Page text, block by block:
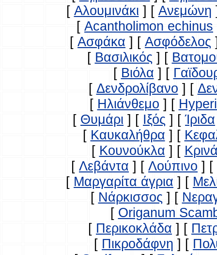
[ Αλουμινάκι ] [ Ανεμώνη
[ Acantholimon echinus
[ Ασφάκα ] [ Ασφόδελος
[ Βασιλικός ] [
[ Βιόλα ] [
[ Δενδρολίβανο ] [
[ Ηλιάνθεμο ] [
[ Θυμάρι ] [ Ιξός ] [Ίριδα
[ Καυκαλήθρα ] [
[ Κουνούκλα ] [
[ Λεβάντα ] [ Λούπινο ] [
[ Μαργαρίτα άγρια ] [
[ Νάρκισσος ] [
[ Origanum
[ Περικοκλάδα ] [
[ Πικροδάφνη ] [